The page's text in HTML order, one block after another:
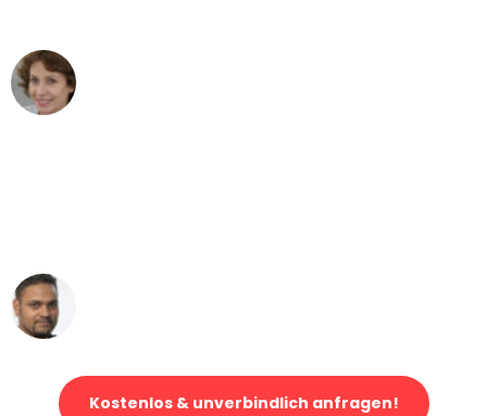
Kostenlos & unverbindlich anfragen!